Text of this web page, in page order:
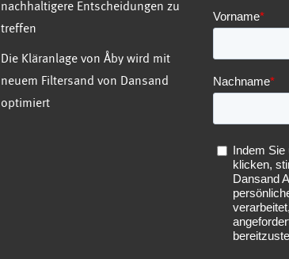
nachhaltigere Entscheidungen zu
treffen
Die Kläranlage von Åby wird mit
neuem Filtersand von Dansand
optimiert